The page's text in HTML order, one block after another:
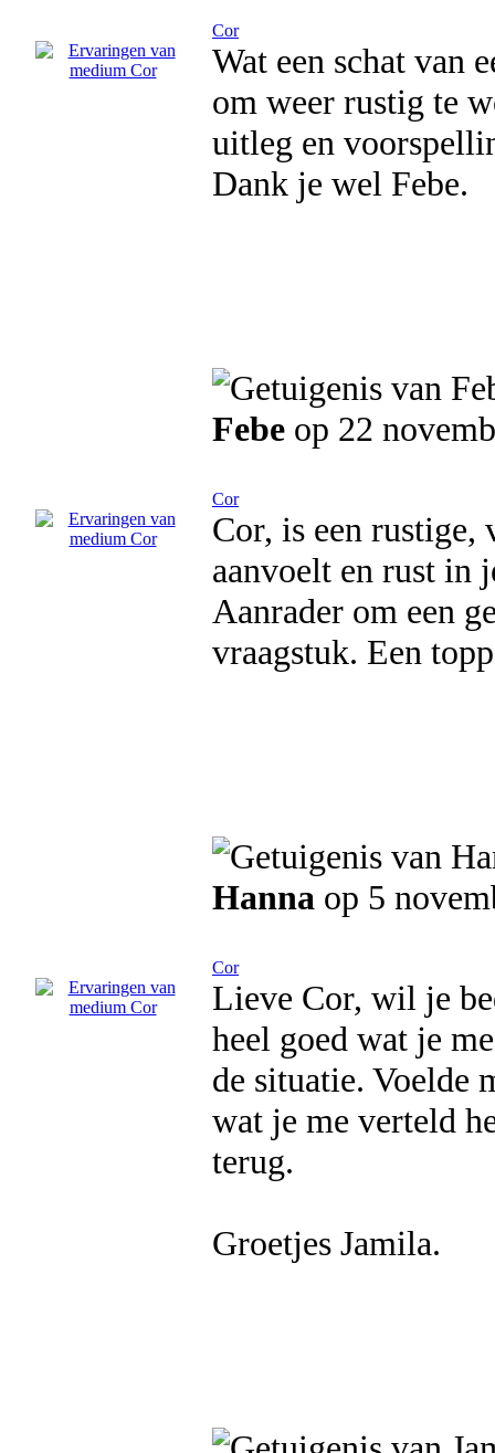
Cor
Wat een schat van
om weer rustig te
uitleg en
Dank je wel Febe.
Febe op 22
Cor
Cor, is een rustige,
aanvoelt en rust in
Aanrader om een
vraagstuk. Een
Hanna op 5
Cor
Lieve Cor, wil je
heel goed wat je
de situatie. Voelde
wat je me verteld
terug.
Groetjes Jamila.